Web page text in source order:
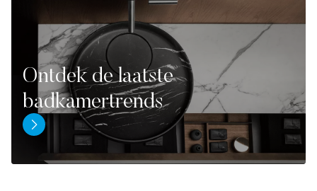
Ontdek de laatste
badkamertrends